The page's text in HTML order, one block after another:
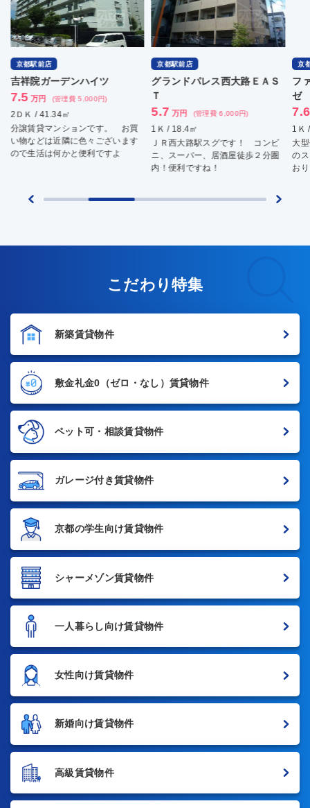
京都駅前店
吉祥院ガーデンハイツ
7.5 万円 (管理費 5,000円)
2ＤＫ / 41.34㎡
分譲賃貸マンションです。 お買
い物などは近隣に色々ございます
ので生活は何かと便利ですよ
京都駅前店
グランドパレス西大路ＥＡＳ
Ｔ
5.7 万円 (管理費 6,000円)
1Ｋ / 18.4㎡
ＪＲ西大路駅スグです！ コンビ
ニ、スーパー、居酒屋徒歩２分圏
内！便利ですね！
京
フ
ゼ
1Ｋ
大
の
お
こだわり特集
新築賃貸物件
敷金礼金0 （ゼロ・なし）賃貸物件
ペット可・相談賃貸物件
ガレージ付き賃貸物件
京都の学生向け賃貸物件
シャーメゾン賃貸物件
一人暮らし向け賃貸物件
女性向け賃貸物件
新婚向け賃貸物件
高級賃貸物件